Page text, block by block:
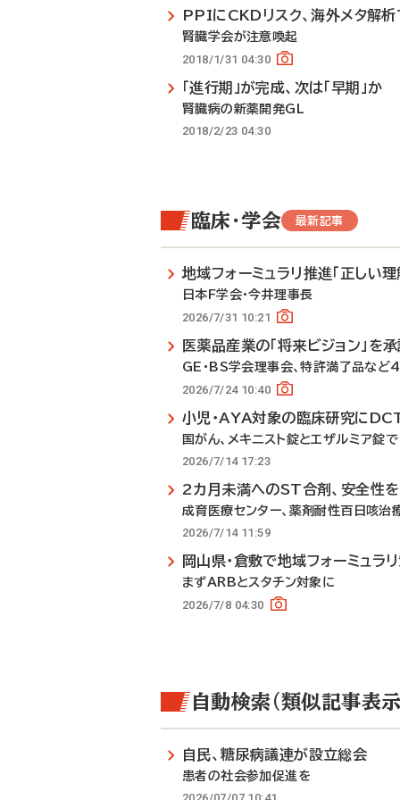
PPIにCKDリスク、海外メタ解析
腎臓学会が注意喚起
2018/1/31 04:30
「進行期」が完成、次は「早期」か
腎臓病の新薬開発GL
2018/2/23 04:30
臨床・学会 最新記事
地域フォーミュラリ推進「正しい理
日本F学会・今井理事長
2026/7/31 10:21
医薬品産業の「将来ビジョン」を承
GE・BS学会理事会、特許満了品など
2026/7/24 10:40
小児・AYA対象の臨床研究に
国がん、メキニスト錠とエザルミア錠で
2026/7/14 17:23
2カ月未満へのST合剤、安全性
成育医療センター、薬剤耐性百日咳治
2026/7/14 11:59
岡山県・倉敷で地域フォーミュラ
まずARBとスタチン対象に
2026/7/8 04:30
自動検索（類似記事表示
自民、糖尿病議連が設立総会
患者の社会参加促進を